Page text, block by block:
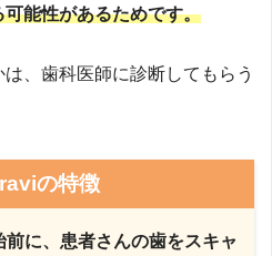
能性があるためです。
、歯科医師に診断してもらう
の特徴
前に、患者さんの歯をスキャ